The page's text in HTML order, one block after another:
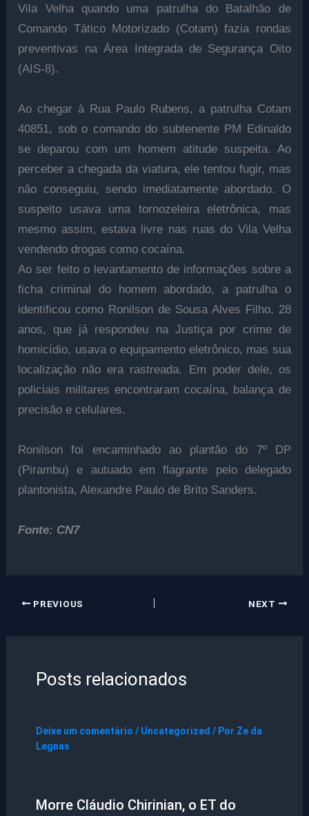
Vila Velha quando uma patrulha do Batalhão de
Comando Tático Motorizado (Cotam) fazia rondas
preventivas na Área Integrada de Segurança Oito
(AIS-8).
Ao chegar à Rua Paulo Rubens, a patrulha Cotam
40851, sob o comando do subtenente PM Edinaldo
se deparou com um homem atitude suspeita. Ao
perceber a chegada da viatura, ele tentou fugir, mas
não conseguiu, sendo imediatamente abordado. O
suspeito usava uma tornozeleira eletrônica, mas
mesmo assim, estava livre nas ruas do Vila Velha
vendendo drogas como cocaína.
Ao ser feito o levantamento de informações sobre a
ficha criminal do homem abordado, a patrulha o
identificou como Ronilson de Sousa Alves Filho, 28
anos, que já respondeu na Justiça por crime de
homicídio, usava o equipamento eletrônico, mas sua
localização não era rastreada. Em poder dele, os
policiais militares encontraram cocaína, balança de
precisão e celulares.
Ronilson foi encaminhado ao plantão do 7º DP
(Pirambu) e autuado em flagrante pelo delegado
plantonista, Alexandre Paulo de Brito Sanders.
Fonte: CN7
PREVIOUS NEXT
Posts relacionados
Deixe um comentário / Uncategorized / Por Ze da
Legnas
Morre Cláudio Chirinian, o ET do